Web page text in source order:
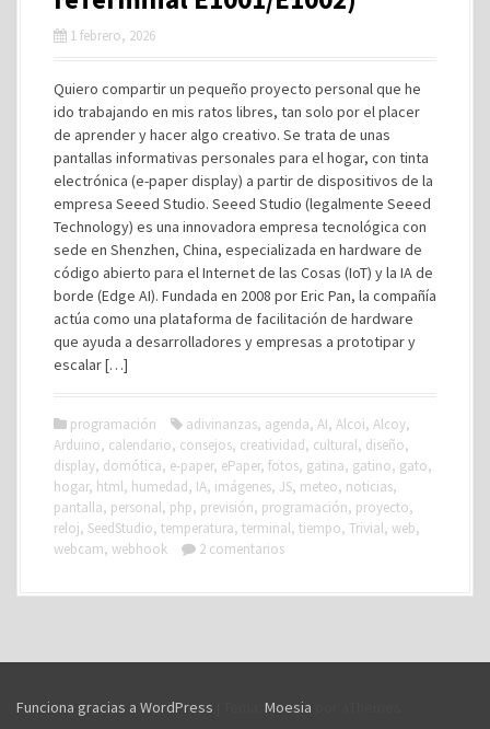
1 febrero, 2026
Quiero compartir un pequeño proyecto personal que he
ido trabajando en mis ratos libres, tan solo por el placer
de aprender y hacer algo creativo. Se trata de unas
pantallas informativas personales para el hogar, con tinta
electrónica (e-paper display) a partir de dispositivos de la
empresa Seeed Studio. Seeed Studio (legalmente Seeed
Technology) es una innovadora empresa tecnológica con
sede en Shenzhen, China, especializada en hardware de
código abierto para el Internet de las Cosas (IoT) y la IA de
borde (Edge AI). Fundada en 2008 por Eric Pan, la compañía
actúa como una plataforma de facilitación de hardware
que ayuda a desarrolladores y empresas a prototipar y
escalar […]
programación adivinanzas, agenda, AI, Alcoi, Alcoy,
Arduino, calendario, consejos, creatividad, cultural, diseño,
display, domótica, e-paper, ePaper, fotos, gatina, gatino, gato,
hogar, html, humedad, IA, imágenes, JS, meteo, noticias,
pantalla, personal, php, previsión, programación, proyecto,
reloj, SeedStudio, temperatura, terminal, tiempo, Trivial, web,
webcam, webhook 2 comentarios
Funciona gracias a WordPress Moesia